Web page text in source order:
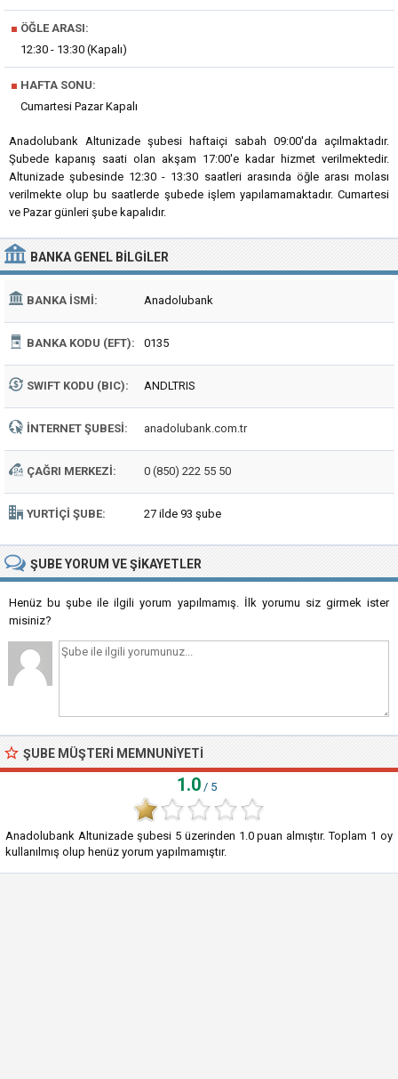
■ ÖĞLE ARASI:
12:30 - 13:30 (Kapalı)
■ HAFTA SONU:
Cumartesi Pazar Kapalı
Anadolubank Altunizade şubesi haftaiçi sabah 09:00'da açılmaktadır.
Şubede kapanış saati olan akşam 17:00'e kadar hizmet verilmektedir.
Altunizade şubesinde 12:30 - 13:30 saatleri arasında öğle arası molası
verilmekte olup bu saatlerde şubede işlem yapılamamaktadır. Cumartesi
ve Pazar günleri şube kapalıdır.
BANKA GENEL BILGILER
BANKA İSMI: Anadolubank
BANKA KODU (EFT): 0135
SWIFT KODU (BIC): ANDLTRIS
İNTERNET ŞUBESI: anadolubank.com.tr
ÇAĞRI MERKEZI: 0 (850) 222 55 50
YURTIÇI ŞUBE: 27 ilde 93 şube
ŞUBEYORUM VE ŞIKAYETLER
Henüz bu şube ile ilgili yorum yapılmamış. İlk yorumu siz girmek ister
misiniz?
ŞUBE MÜŞTERI MEMNUNIYETI
1.0 / 5
Anadolubank Altunizade şubesi 5üzerinden 1.0puan almıştır. Toplam 1 oy
kullanılmış olup henüz yorum yapılmamıştır.